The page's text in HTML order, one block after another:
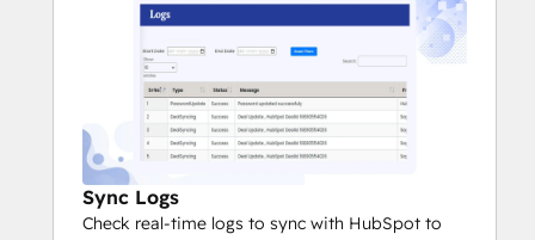
Sync Logs
Check real-time logs to sync with HubSpot to